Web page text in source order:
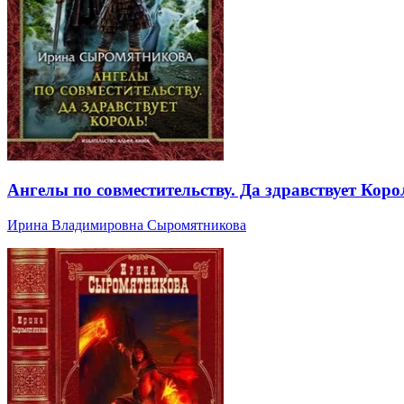
Ангелы по совместительству. Да здравствует
Ирина Владимировна Сыромятникова